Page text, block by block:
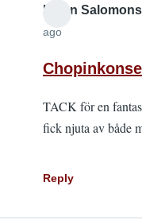
Helen
ago
TACK för en
fick njuta av både
Reply